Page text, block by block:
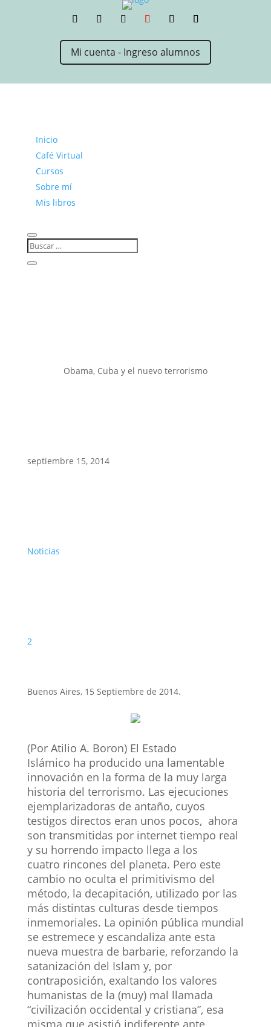
Mi cuenta - Ingreso alumnos
Inicio
Café Virtual
Cursos
Sobre mí
Mis libros
Obama, Cuba y el nuevo terrorismo
septiembre 15, 2014
Noticias
2
Buenos Aires, 15 Septiembre de 2014.
(Por Atilio A. Boron) El Estado
Islámico ha producido una lamentable
innovación en la forma de la muy larga
historia del terrorismo. Las ejecuciones
ejemplarizadoras de antaño, cuyos
testigos directos eran unos pocos, ahora
son transmitidas por internet tiempo real
y su horrendo impacto llega a los
cuatro rincones del planeta. Pero este
cambio no oculta el primitivismo del
método, la decapitación, utilizado por las
más distintas culturas desde tiempos
inmemoriales. La opinión pública mundial
se estremece y escandaliza ante esta
nueva muestra de barbarie, reforzando la
satanización del Islam y, por
contraposición, exaltando los valores
humanistas de la (muy) mal llamada
“civilización occidental y cristiana”, esa
misma que asistió indiferente ante